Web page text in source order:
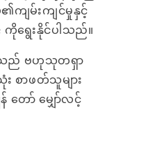
ကျမ်းကျင်မှုနှင့်
ရွေးနိုင်ပါသည်။
ည် ဗဟုသုတရှာ
ာဖတ်သူများ
ော် မျှော်လင့်